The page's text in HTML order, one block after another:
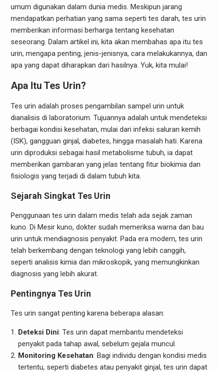
umum digunakan dalam dunia medis. Meskipun jarang
mendapatkan perhatian yang sama seperti tes darah, tes urin
memberikan informasi berharga tentang kesehatan
seseorang. Dalam artikel ini, kita akan membahas apa itu tes
urin, mengapa penting, jenis-jenisnya, cara melakukannya, dan
apa yang dapat diharapkan dari hasilnya. Yuk, kita mulai!
Apa Itu Tes Urin?
Tes urin adalah proses pengambilan sampel urin untuk
dianalisis di laboratorium. Tujuannya adalah untuk mendeteksi
berbagai kondisi kesehatan, mulai dari infeksi saluran kemih
(ISK), gangguan ginjal, diabetes, hingga masalah hati. Karena
urin diproduksi sebagai hasil metabolisme tubuh, ia dapat
memberikan gambaran yang jelas tentang fitur biokimia dan
fisiologis yang terjadi di dalam tubuh kita.
Sejarah Singkat Tes Urin
Penggunaan tes urin dalam medis telah ada sejak zaman
kuno. Di Mesir kuno, dokter sudah memeriksa warna dan bau
urin untuk mendiagnosis penyakit. Pada era modern, tes urin
telah berkembang dengan teknologi yang lebih canggih,
seperti analisis kimia dan mikroskopik, yang memungkinkan
diagnosis yang lebih akurat.
Pentingnya Tes Urin
Tes urin sangat penting karena beberapa alasan:
Deteksi Dini: Tes urin dapat membantu mendeteksi
penyakit pada tahap awal, sebelum gejala muncul.
Monitoring Kesehatan: Bagi individu dengan kondisi medis
tertentu, seperti diabetes atau penyakit ginjal, tes urin dapat